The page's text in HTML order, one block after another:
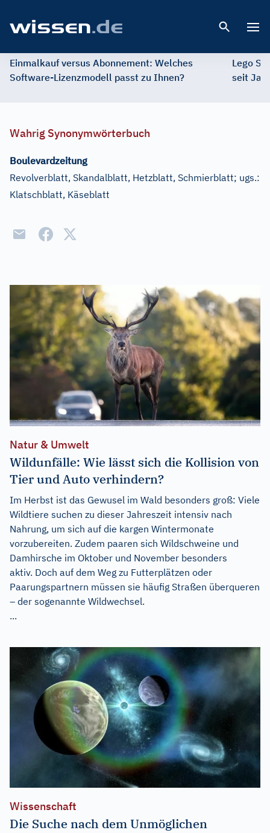
Einmalkauf versus Abonnement: Welches
Software-Lizenzmodell passt zu Ihnen?
Lego
seit
Wahrig Synonymwörterbuch
Boulevardzeitung
Revolverblatt, Skandalblatt, Hetzblatt, Schmierblatt; ugs.:
Klatschblatt, Käseblatt
Natur & Umwelt
Wildunfälle: Wie lässt sich die Kollision von
Tier und Auto verhindern?
Im Herbst ist das Gewusel im Wald besonders groß: Viele
Wildtiere suchen zu dieser Jahreszeit intensiv nach
Nahrung, um sich auf die kargen Wintermonate
vorzubereiten. Zudem paaren sich Wildschweine und
Damhirsche im Oktober und November besonders
aktiv. Doch auf dem Weg zu Futterplätzen oder
Paarungspartnern müssen sie häufig Straßen überqueren
– der sogenannte Wildwechsel.
...
Wissenschaft
Die Suche nach dem Unmöglichen